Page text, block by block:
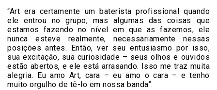
“Art era certamente um baterista profissional quando
ele entrou no grupo, mas algumas das coisas que
estamos fazendo no nível em que as fazemos, ele
nunca esteve realmente, necessariamente nessas
posições antes. Então, ver seu entusiasmo por isso,
sua excitação, sua curiosidade – seus olhos e ouvidos
estão abertos, e ele está arrasando. Isso me traz muita
alegria. Eu amo Art, cara – eu amo o cara – e tenho
muito orgulho de tê-lo em nossa banda”.